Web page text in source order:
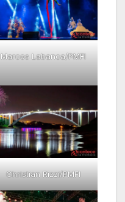
Marcos Labanca/PMFI
Christian Rizzi/PMFI